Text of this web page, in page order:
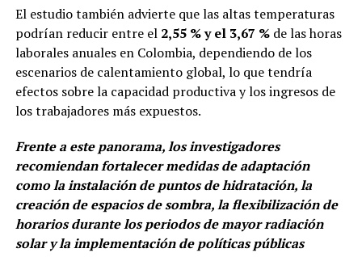
El estudio también advierte que las altas temperaturas
podrían reducir entre el 2,55 % y el 3,67 %de las horas
laborales anuales en Colombia, dependiendo de los
escenarios de calentamiento global, lo que tendría
efectos sobre la capacidad productiva y los ingresos de
los trabajadores más expuestos.
Frente a este panorama, los investigadores
recomiendan fortalecer medidas de adaptación
como la instalación de puntos de hidratación, la
creación de espacios de sombra, la flexibilización de
horarios durante los periodos de mayor radiación
solar y la implementación de políticas públicas